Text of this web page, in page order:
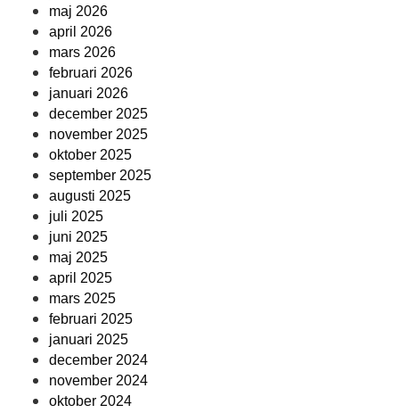
maj 2026
april 2026
mars 2026
februari 2026
januari 2026
december 2025
november 2025
oktober 2025
september 2025
augusti 2025
juli 2025
juni 2025
maj 2025
april 2025
mars 2025
februari 2025
januari 2025
december 2024
november 2024
oktober 2024